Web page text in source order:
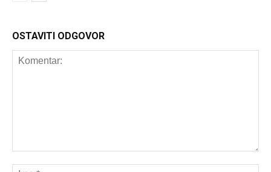
OSTAVITI ODGOVOR